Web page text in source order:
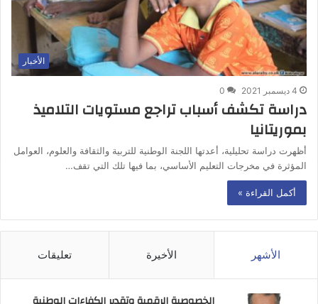
الأخبار
4 ديسمبر 2021 0
دراسة تكشف أسباب تراجع مستويات التلاميذ
بموريتانيا
أظهرت دراسة تحليلية، أعدتها اللجنة الوطنية للتربية والثقافة والعلوم، العوامل
المؤثرة في مخرجات التعليم الأساسي، بما فيها تلك التي تقف…
أكمل القراءة »
الأشهر الأخيرة تعليقات